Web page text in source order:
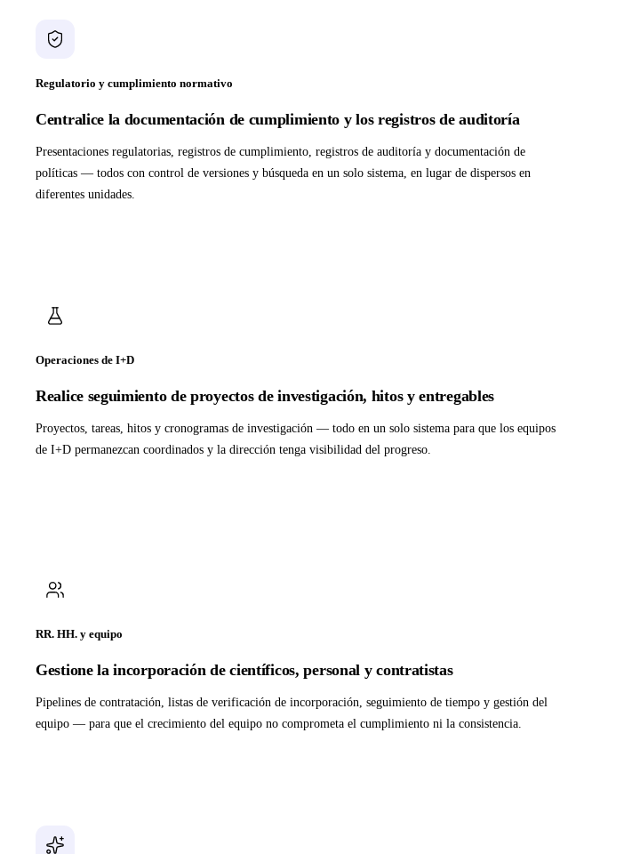
Regulatorio y cumplimiento normativo
Centralice la documentación de cumplimiento y los registros de auditoría
Presentaciones regulatorias, registros de cumplimiento, registros de auditoría y documentación de
políticas — todos con control de versiones y búsqueda en un solo sistema, en lugar de dispersos en
diferentes unidades.
Operaciones de I+D
Realice seguimiento de proyectos de investigación, hitos y entregables
Proyectos, tareas, hitos y cronogramas de investigación — todo en un solo sistema para que los equipos
de I+D permanezcan coordinados y la dirección tenga visibilidad del progreso.
RR. HH. y equipo
Gestione la incorporación de científicos, personal y contratistas
Pipelines de contratación, listas de verificación de incorporación, seguimiento de tiempo y gestión del
equipo — para que el crecimiento del equipo no comprometa el cumplimiento ni la consistencia.